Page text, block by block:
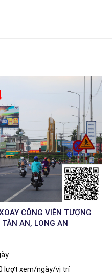
CÔNG VIÊN TƯỢNG
AN, LONG AN
lượt xem/ngày/vị trí